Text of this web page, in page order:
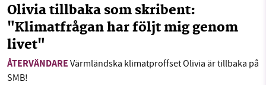
Olivia tillbaka som skribent:
"Klimatfrågan har följt mig genom
livet"
ÅTERVÄNDARE Värmländska klimatproffset Olivia är tillbaka på
SMB!